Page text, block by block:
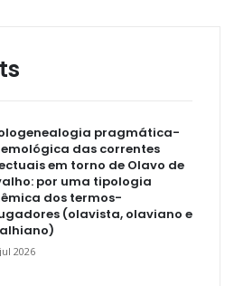
pragmática-
das correntes
em torno de Olavo de
por uma tipologia
dos termos-
(olavista, olaviano e
2026